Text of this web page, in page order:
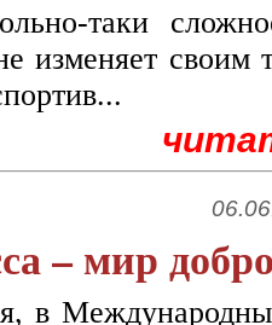
таки
изменяет своим
– мир
в